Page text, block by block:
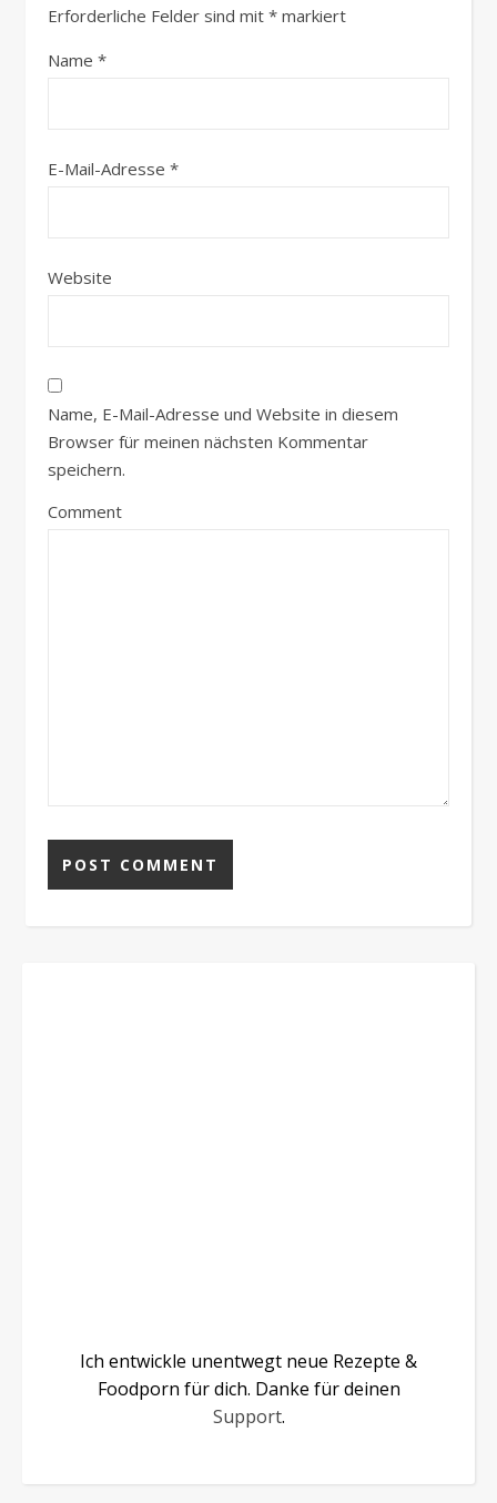
Erforderliche Felder sind mit * markiert
Name *
E-Mail-Adresse *
Website
Name, E-Mail-Adresse und Website in diesem
Browser für meinen nächsten Kommentar
speichern.
Comment
Ich entwickle unentwegt neue Rezepte &
Foodporn für dich. Danke für deinen
Support.